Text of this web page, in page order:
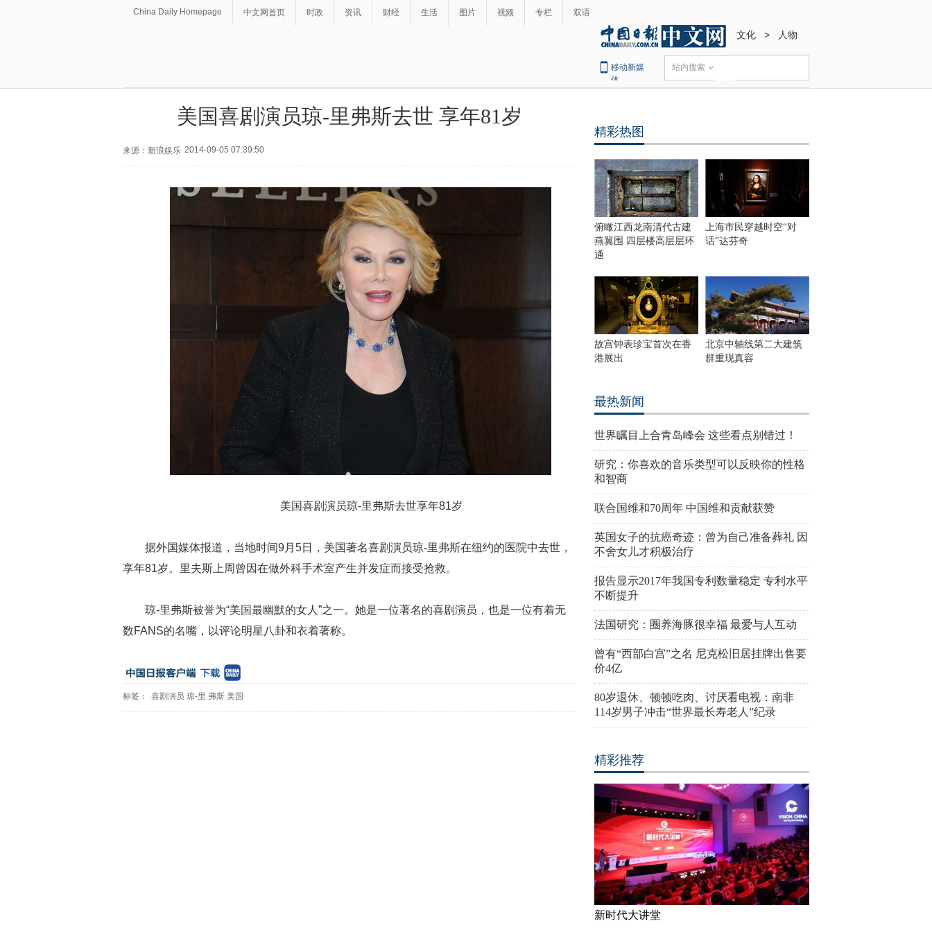
China Daily Homepage 中文网首页 时政 资讯 财经 生活 图片 视频 专栏 双语
文化 > 人物
移动新媒
体
站内搜索
美国喜剧演员琼-里弗斯去世 享年81岁
来源：新浪娱乐 2014-09-05 07:39:50
美国喜剧演员琼-里弗斯去世享年81岁
据外国媒体报道，当地时间9月5日，美国著名喜剧演员琼-里弗斯在纽约的医院中去世，
享年81岁。里夫斯上周曾因在做外科手术室产生并发症而接受抢救。
琼-里弗斯被誉为“美国最幽默的女人”之一。她是一位著名的喜剧演员，也是一位有着无
数FANS的名嘴，以评论明星八卦和衣着著称。
标签： 喜剧演员 琼-里 弗斯 美国
精彩热图
俯瞰江西龙南清代古建
燕翼围 四层楼高层层环
通
上海市民穿越时空“对
话”达芬奇
故宫钟表珍宝首次在香
港展出
北京中轴线第二大建筑
群重现真容
最热新闻
世界瞩目上合青岛峰会 这些看点别错过！
研究：你喜欢的音乐类型可以反映你的性格
和智商
联合国维和70周年 中国维和贡献获赞
英国女子的抗癌奇迹：曾为自己准备葬礼 因
不舍女儿才积极治疗
报告显示2017年我国专利数量稳定 专利水平
不断提升
法国研究：圈养海豚很幸福 最爱与人互动
曾有“西部白宫”之名 尼克松旧居挂牌出售要
价4亿
80岁退休、顿顿吃肉、讨厌看电视：南非
114岁男子冲击“世界最长寿老人”纪录
精彩推荐
新时代大讲堂